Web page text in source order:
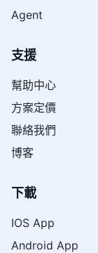
Agent
支援
幫助中心
方案定價
聯絡我們
博客
下載
IOS App
Android App